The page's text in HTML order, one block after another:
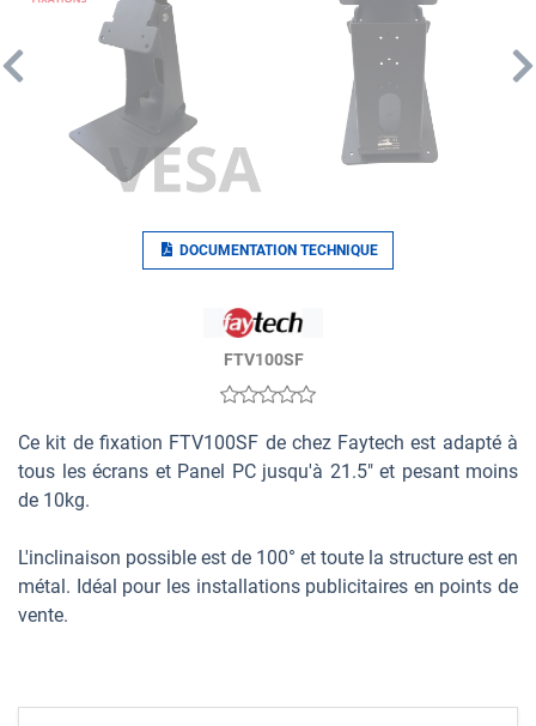
DOCUMENTATION TECHNIQUE
FTV100SF
Ce kit de fixation FTV100SF de chez Faytech est adapté à
tous les écrans et Panel PC jusqu'à 21.5" et pesant moins
de 10kg.
L'inclinaison possible est de 100° et toute la structure est en
métal. Idéal pour les installations publicitaires en points de
vente.